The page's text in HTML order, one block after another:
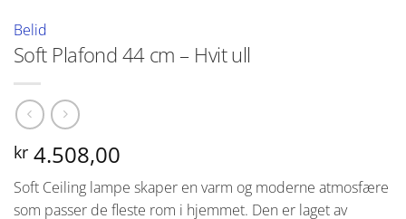
Belid
Soft Plafond 44 cm – Hvit ull
kr 4.508,00
Soft Ceiling lampe skaper en varm og moderne atmosfære
som passer de fleste rom i hjemmet. Den er laget av